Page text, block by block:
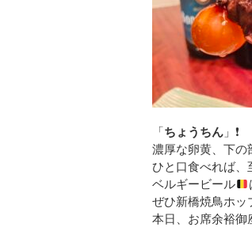
「ちょうちん 」❗️
濃厚な卵黄、下の
ひと口食べれば、
ベルギービール
ぜひ新橋焼鳥ホッ
本日、お席余裕御